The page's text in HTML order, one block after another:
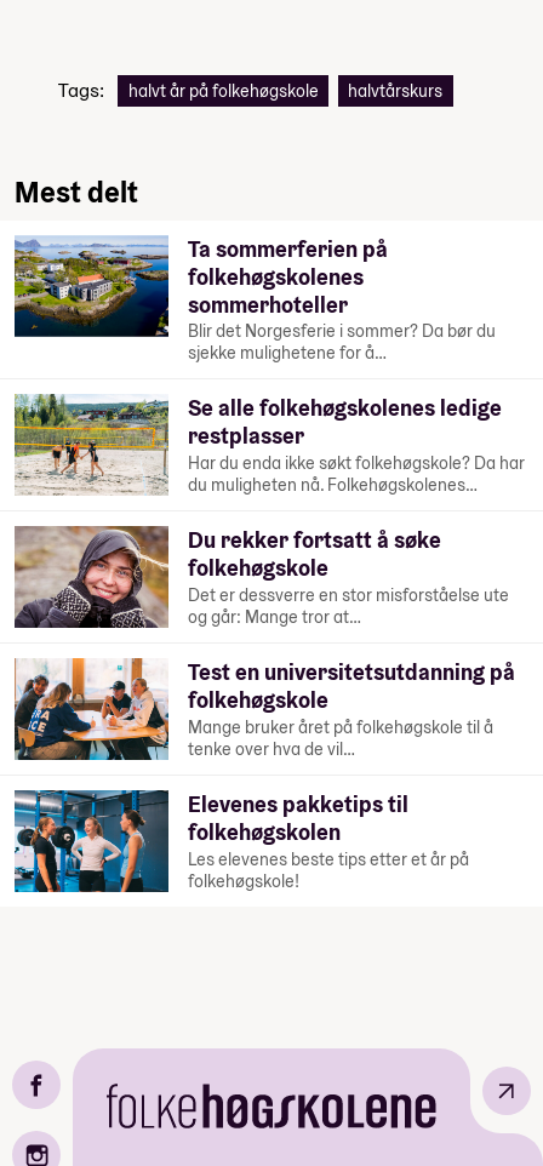
Tags: halvt år på folkehøgskole halvtårskurs
Mest delt
Ta sommerferien på
folkehøgskolenes
sommerhoteller
Blir det Norgesferie i sommer? Da bør du
sjekke mulighetene for å…
Se alle folkehøgskolenes ledige
restplasser
Har du enda ikke søkt folkehøgskole? Da har
du muligheten nå. Folkehøgskolenes…
Du rekker fortsatt å søke
folkehøgskole
Det er dessverre en stor misforståelse ute
og går: Mange tror at…
Test en universitetsutdanning på
folkehøgskole
Mange bruker året på folkehøgskole til å
tenke over hva de vil…
Elevenes pakketips til
folkehøgskolen
Les elevenes beste tips etter et år på
folkehøgskole!
↗